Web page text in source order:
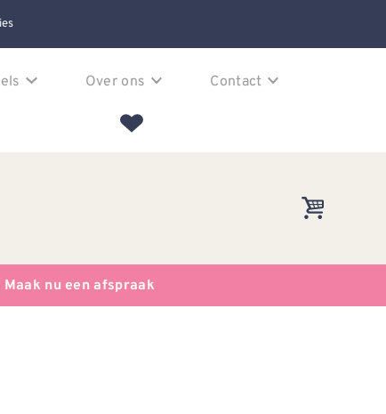
Over ons Contact
nu een afspraak